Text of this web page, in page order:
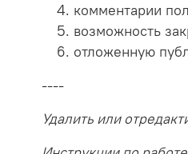
комментарии
возможность
отложенную
----
Удалить или